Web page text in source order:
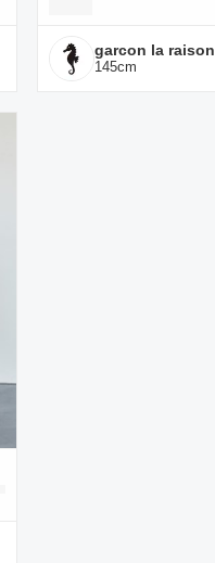
garcon la raison
145cm